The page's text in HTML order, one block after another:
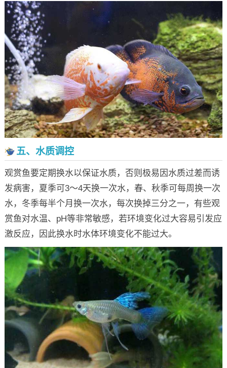
五、水质调控
观赏鱼要定期换水以保证水质，否则极易因水质过差而诱
发病害，夏季可3～4天换一次水，春、秋季可每周换一次
水，冬季每半个月换一次水，每次换掉三分之一，有些观
赏鱼对水温、pH等非常敏感，若环境变化过大容易引发应
激反应，因此换水时水体环境变化不能过大。